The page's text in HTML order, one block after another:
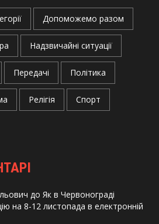
Допоможемо разом
Надзвичайні ситуації
Передачі Політика
Релігія Спорт
до Як в Червонограді
на 8-12 листопада в електронній